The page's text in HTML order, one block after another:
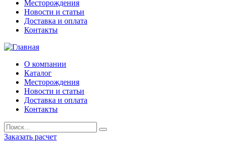
Месторождения
Новости и статьи
Доставка и оплата
Контакты
О компании
Каталог
Месторождения
Новости и статьи
Доставка и оплата
Контакты
Заказать расчет